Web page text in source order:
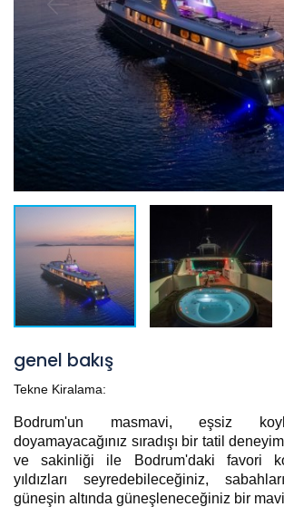
genel bakış
Tekne Kiralama:
Bodrum'un masmavi, eşsiz
doyamayacağınız sıradışı bir tatil
ve sakinliği ile Bodrum'daki favori
yıldızları seyredebileceğiniz,
güneşin altında güneşleneceğiniz bir